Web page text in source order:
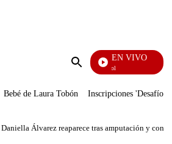
Enviar
EN VIVO
Noticias Caracol
Bebé de Laura Tobón Inscripciones 'Desafío'
Daniella Álvarez reaparece tras amputación y con